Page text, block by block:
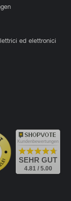
ed elettronici
Kundenbewertungen
SEHR GUT
4.81 / 5.00